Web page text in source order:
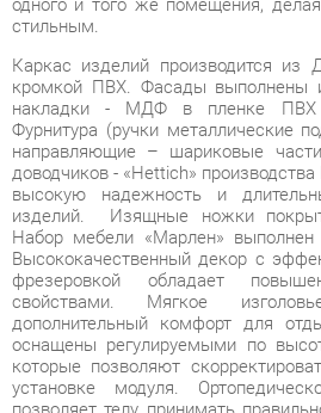
накладки - МДФ в пленке ПВХ
Фурнитура (ручки металлические под
направляющие – шариковые
доводчиков - «Hettich» производства
высокую надежность и
изделий. Изящные ножки
Набор мебели «Марлен» выполнен
Высококачественный декор с
фрезеровкой обладает
свойствами. Мягкое
дополнительный комфорт для
оснащены регулируемыми по
которые позволяют
установке модуля.
позволяет телу принимать
сна и отдыха. Изящная спинка
Элегантная простота форм и
«Марлен» представляют
построения современного,